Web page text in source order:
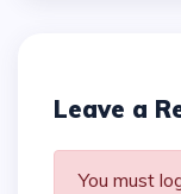
Leave a
You must